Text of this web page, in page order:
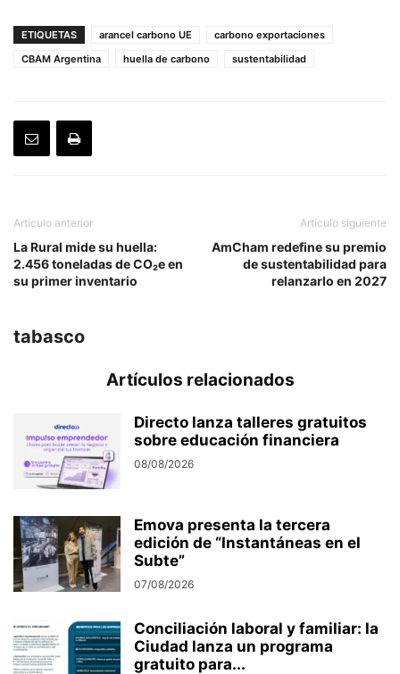
ETIQUETAS arancel carbono UE
carbono exportaciones
CBAM Argentina
huella de carbono sustentabilidad
Artículo anterior
La Rural mide su huella:
2.456 toneladas de CO₂e en
su primer inventario
Artículo siguiente
AmCham redefine su premio
de sustentabilidad para
relanzarlo en 2027
tabasco
Artículos relacionados
Directo lanza talleres gratuitos
sobre educación financiera
08/08/2026
Emova presenta la tercera
edición de “Instantáneas en el
Subte”
07/08/2026
Conciliación laboral y familiar: la
Ciudad lanza un programa
gratuito para...